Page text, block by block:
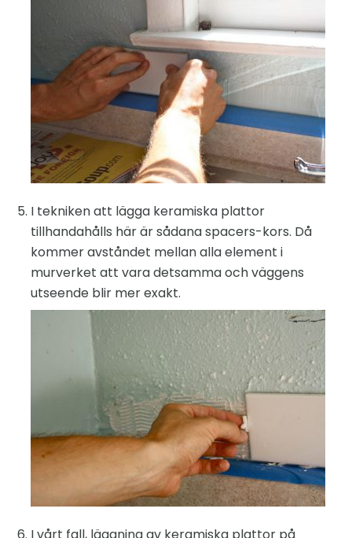
I tekniken att lägga keramiska plattor
tillhandahålls här är sådana spacers-kors. Då
kommer avståndet mellan alla element i
murverket att vara detsamma och väggens
utseende blir mer exakt.